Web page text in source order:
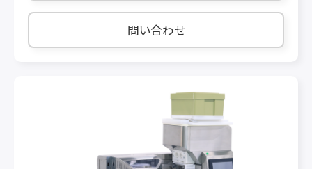
法の変更 ３．コーティング原料の変更 上記３点の
変更対応に伴い、よりユニークな新製品を生み出
せます！
問い合わせ